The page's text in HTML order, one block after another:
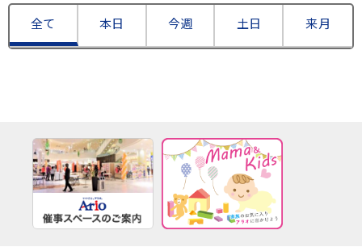
全て 本日 今週 土日 来月